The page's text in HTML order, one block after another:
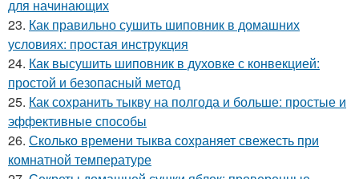
для начинающих
23. Как правильно сушить шиповник в домашних
условиях: простая инструкция
24. Как высушить шиповник в духовке с конвекцией:
простой и безопасный метод
25. Как сохранить тыкву на полгода и больше: простые и
эффективные способы
26. Сколько времени тыква сохраняет свежесть при
комнатной температуре